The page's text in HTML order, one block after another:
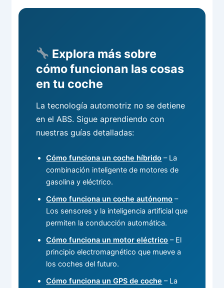
Explora más sobre
cómo funcionan las cosas
en tu coche
La tecnología automotriz no se detiene
en el ABS. Sigue aprendiendo con
nuestras guías detalladas:
Cómo funciona un coche híbrido – La
combinación inteligente de motores de
gasolina y eléctrico.
Cómo funciona un coche autónomo –
Los sensores y la inteligencia artificial que
permiten la conducción automática.
Cómo funciona un motor eléctrico – El
principio electromagnético que mueve a
los coches del futuro.
Cómo funciona un GPS de coche – La